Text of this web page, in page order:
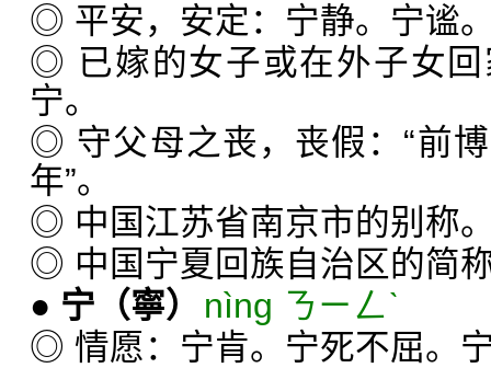
◎ 平安，安定：宁静。宁谧
◎ 已嫁的女子或在外子女
宁。
◎ 守父母之丧，丧假：“前
年”。
◎ 中国江苏省南京市的别称
◎ 中国宁夏回族自治区的简
● 宁 （寧）
nìng ㄋㄧㄥˋ
◎ 情愿：宁肯。宁死不屈。